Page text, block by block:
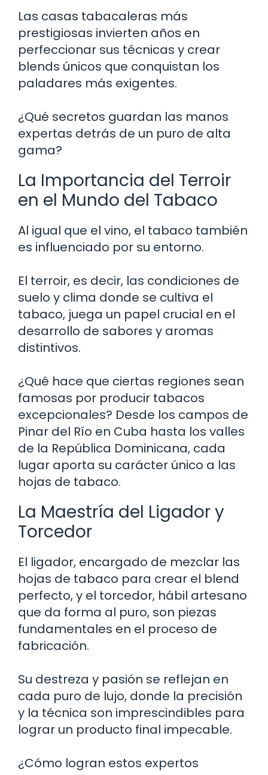
Las casas tabacaleras más
prestigiosas invierten años en
perfeccionar sus técnicas y crear
blends únicos que conquistan los
paladares más exigentes.
¿Qué secretos guardan las manos
expertas detrás de un puro de alta
gama?
La Importancia del Terroir
en el Mundo del Tabaco
Al igual que el vino, el tabaco también
es influenciado por su entorno.
El terroir, es decir, las condiciones de
suelo y clima donde se cultiva el
tabaco, juega un papel crucial en el
desarrollo de sabores y aromas
distintivos.
¿Qué hace que ciertas regiones sean
famosas por producir tabacos
excepcionales? Desde los campos de
Pinar del Río en Cuba hasta los valles
de la República Dominicana, cada
lugar aporta su carácter único a las
hojas de tabaco.
La Maestría del Ligador y
Torcedor
El ligador, encargado de mezclar las
hojas de tabaco para crear el blend
perfecto, y el torcedor, hábil artesano
que da forma al puro, son piezas
fundamentales en el proceso de
fabricación.
Su destreza y pasión se reflejan en
cada puro de lujo, donde la precisión
y la técnica son imprescindibles para
lograr un producto final impecable.
¿Cómo logran estos expertos